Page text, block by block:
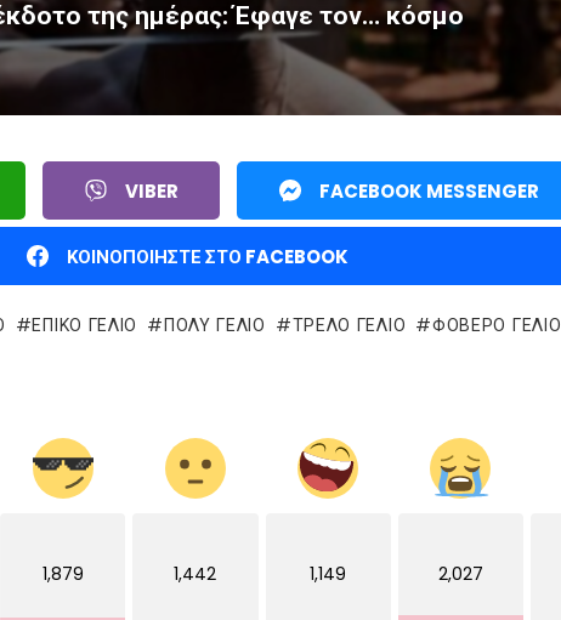
της ημέρας: Έφαγε τον… κόσμο
VIBER FACEBOOK MESSENGER
ΚΟΙΝΟΠΟΙΉΣΤΕ ΣΤΟ FACEBOOK
ΕΠΙΚΌ ΓΈΛΙΟ ΠΟΛΥ ΓΕΛΙΟ ΤΡΕΛΌ ΓΈΛΙΟ ΦΟΒΕΡΟ ΓΕΛΙΟ
1,879 1,442 1,149 2,027